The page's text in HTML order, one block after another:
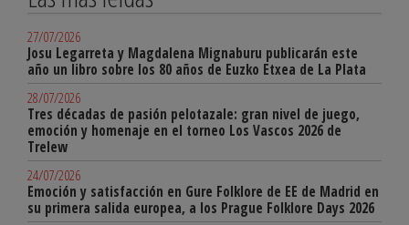
27/07/2026
Josu Legarreta y Magdalena Mignaburu publicarán este
año un libro sobre los 80 años de Euzko Etxea de La Plata
28/07/2026
Tres décadas de pasión pelotazale: gran nivel de juego,
emoción y homenaje en el torneo Los Vascos 2026 de
Trelew
24/07/2026
Emoción y satisfacción en Gure Folklore de EE de Madrid en
su primera salida europea, a los Prague Folklore Days 2026